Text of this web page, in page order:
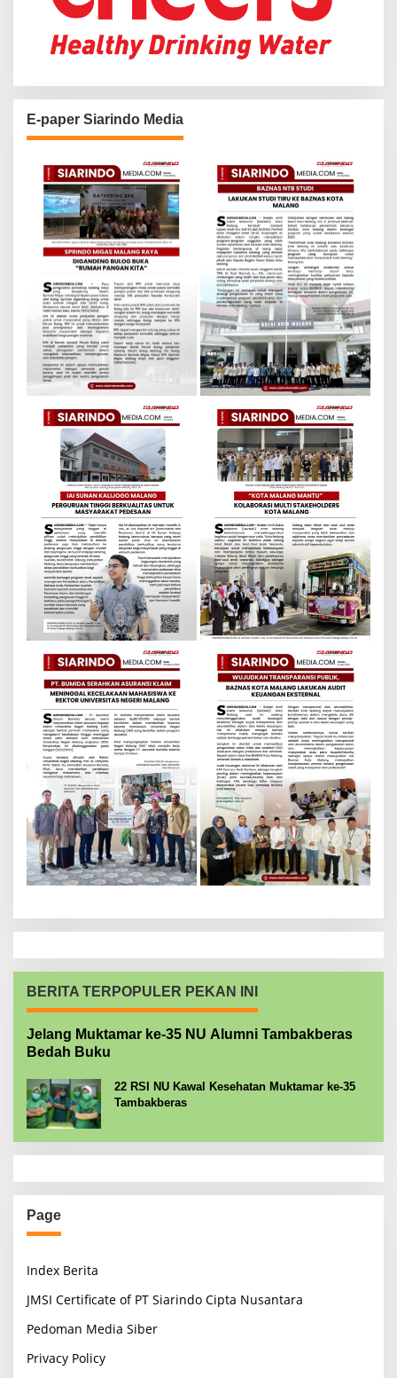
E-paper Siarindo Media
BERITA TERPOPULER PEKAN INI
Jelang Muktamar ke-35 NU Alumni Tambakberas
Bedah Buku
22 RSI NU Kawal Kesehatan Muktamar ke-35
Tambakberas
Page
Index Berita
JMSI Certificate of PT Siarindo Cipta Nusantara
Pedoman Media Siber
Privacy Policy